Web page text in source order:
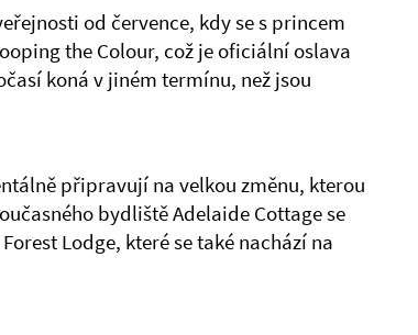
od července, kdy se s princem
the Colour, což je oficiální oslava
koná v jiném termínu, než jsou
připravují na velkou změnu, kterou
bydliště Adelaide Cottage se
Lodge, které se také nachází na